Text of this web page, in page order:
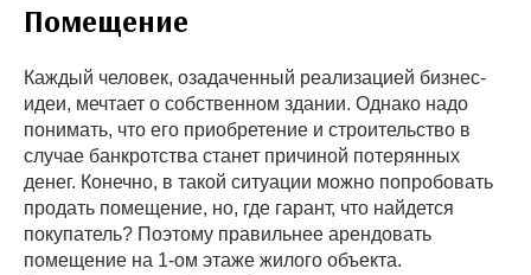
Помещение
Каждый человек, озадаченный реализацией бизнес-
идеи, мечтает о собственном здании. Однако надо
понимать, что его приобретение и строительство в
случае банкротства станет причиной потерянных
денег. Конечно, в такой ситуации можно попробовать
продать помещение, но, где гарант, что найдется
покупатель? Поэтому правильнее арендовать
помещение на 1-ом этаже жилого объекта.